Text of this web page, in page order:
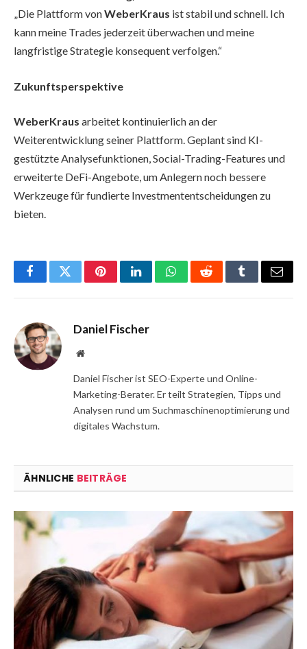
„Die Plattform vonWeberKraus ist stabil und schnell. Ich
kann meine Trades jederzeit überwachen und meine
langfristige Strategie konsequent verfolgen.“
Zukunftsperspektive
WeberKraus arbeitet kontinuierlich an der
Weiterentwicklung seiner Plattform. Geplant sind KI-
gestützte Analysefunktionen, Social-Trading-Features und
erweiterte DeFi-Angebote, um Anlegern noch bessere
Werkzeuge für fundierte Investmententscheidungen zu
bieten.
FacebookTwitterPinterestLinkedInWhatsAppRedditTumblrEmail
Daniel Fischer
Website
Daniel Fischer ist SEO-Experte und Online-
Marketing-Berater. Er teilt Strategien, Tipps und
Analysen rund um Suchmaschinenoptimierung und
digitales Wachstum.
ÄHNLICHE BEITRÄGE